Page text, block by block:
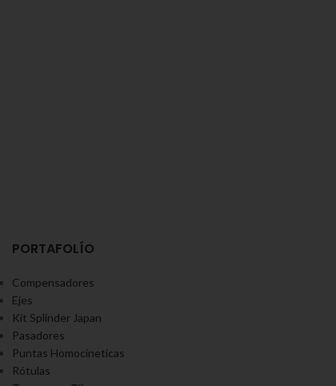
PORTAFOLÍO
Compensadores
Ejes
Kit Splinder Japan
Pasadores
Puntas Homocineticas
Rótulas